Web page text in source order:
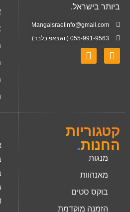
ביותר בישראל.
Mangaisraelinfo@gmail.com
055-991-9563 (וואצאפ בלבד)
קטגוריות
החנות.
מנגות
מאנהוות
בוקס סטים
הזמנה מוקדמת